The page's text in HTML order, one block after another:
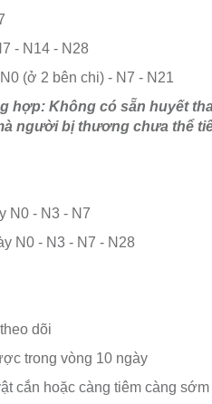
- N14 - N28
(ở 2 bên chi) - N7 - N21
hợp: Không có sẵn huyết
người bị thương chưa thể
N0 - N3 - N7
N0 - N3 - N7 - N28
dõi
trong vòng 10 ngày
cắn hoặc càng tiêm càng sớm